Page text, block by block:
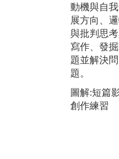
動機與自
展方向、
與批判思
寫作、發
題並解決問
題。
圖解:短篇
創作練習